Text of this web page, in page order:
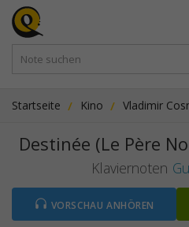
Startseite Kino Vladimir
Destinée (Le Père
Klaviernoten
VORSCHAU ANHÖREN